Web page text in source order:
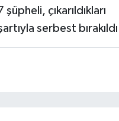
çıkarıldıkları
serbest